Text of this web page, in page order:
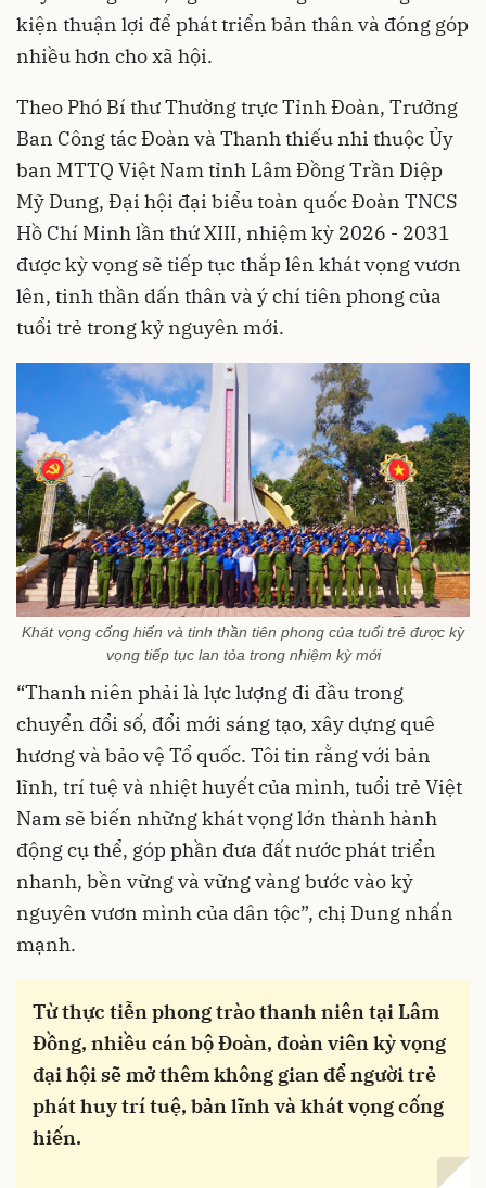
kiện thuận lợi để phát triển bản thân và đóng góp
nhiều hơn cho xã hội.
Theo Phó Bí thư Thường trực Tỉnh Đoàn, Trưởng
Ban Công tác Đoàn và Thanh thiếu nhi thuộc Ủy
ban MTTQ Việt Nam tỉnh Lâm Đồng Trần Diệp
Mỹ Dung, Đại hội đại biểu toàn quốc Đoàn TNCS
Hồ Chí Minh lần thứ XIII, nhiệm kỳ 2026 - 2031
được kỳ vọng sẽ tiếp tục thắp lên khát vọng vươn
lên, tinh thần dấn thân và ý chí tiên phong của
tuổi trẻ trong kỷ nguyên mới.
Khát vọng cống hiến và tinh thần tiên phong của tuổi trẻ được kỳ
vọng tiếp tục lan tỏa trong nhiệm kỳ mới
“Thanh niên phải là lực lượng đi đầu trong
chuyển đổi số, đổi mới sáng tạo, xây dựng quê
hương và bảo vệ Tổ quốc. Tôi tin rằng với bản
lĩnh, trí tuệ và nhiệt huyết của mình, tuổi trẻ Việt
Nam sẽ biến những khát vọng lớn thành hành
động cụ thể, góp phần đưa đất nước phát triển
nhanh, bền vững và vững vàng bước vào kỷ
nguyên vươn mình của dân tộc”, chị Dung nhấn
mạnh.
Từ thực tiễn phong trào thanh niên tại Lâm
Đồng, nhiều cán bộ Đoàn, đoàn viên kỳ vọng
đại hội sẽ mở thêm không gian để người trẻ
phát huy trí tuệ, bản lĩnh và khát vọng cống
hiến.